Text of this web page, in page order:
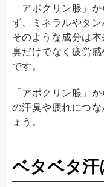
「アポクリン腺」
ず、ミネラルやタン
そのような成分は
臭だけでなく疲労
です。
「アポクリン腺」
の汗臭や疲れにつ
ょう。
ベタベタ汗